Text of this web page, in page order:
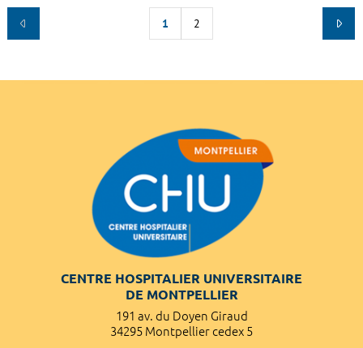
1 2
CENTRE HOSPITALIER UNIVERSITAIRE
DE MONTPELLIER
191 av. du Doyen Giraud
34295 Montpellier cedex 5